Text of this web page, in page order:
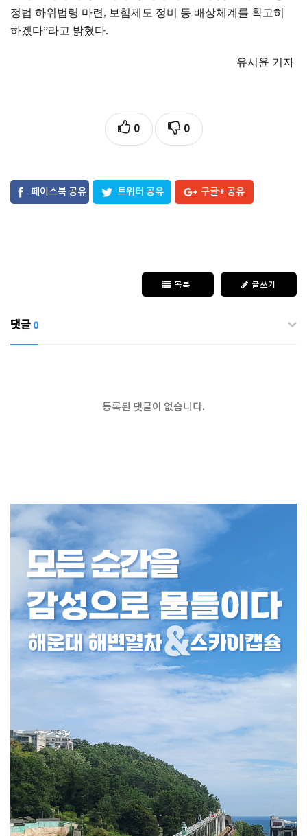
정법 하위법령 마련 , 보험제도 정비 등 배상체계를 확고히
하겠다”라고 밝혔다.
유시윤 기자
0 0
페이스북 공유 트위터 공유 구글+ 공유
목록 글쓰기
댓글 0
등록된 댓글이 없습니다.